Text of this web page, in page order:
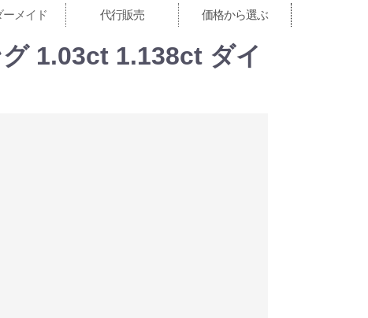
ーメイド 代行販売 価格から選ぶ
1.03ct 1.138ct ダイ